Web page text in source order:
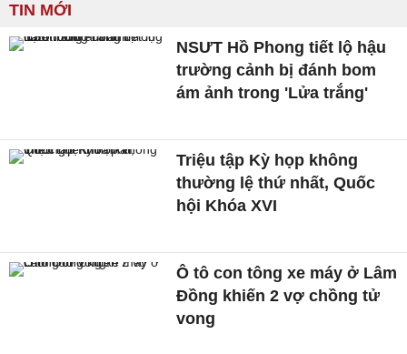
TIN MỚI
NSƯT Hồ Phong tiết lộ hậu
trường cảnh bị đánh bom
ám ảnh trong 'Lửa trắng'
Triệu tập Kỳ họp không
thường lệ thứ nhất, Quốc
hội Khóa XVI
Ô tô con tông xe máy ở Lâm
Đồng khiến 2 vợ chồng tử
vong